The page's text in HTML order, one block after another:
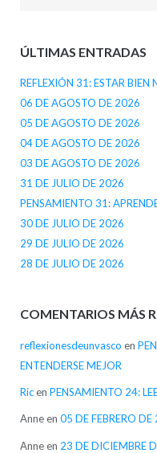
ÚLTIMAS ENTRADAS
REFLEXIÓN 31: ESTAR BIEN
06 DE AGOSTO DE 2026
05 DE AGOSTO DE 2026
04 DE AGOSTO DE 2026
03 DE AGOSTO DE 2026
31 DE JULIO DE 2026
PENSAMIENTO 31:
30 DE JULIO DE 2026
29 DE JULIO DE 2026
28 DE JULIO DE 2026
COMENTARIOS MÁS
reflexionesdeunvasco en
ENTENDERSE MEJOR
Ricen PENSAMIENTO 24:
Anneen 05 DE FEBRERO
Anneen 23 DE DICIEMBRE